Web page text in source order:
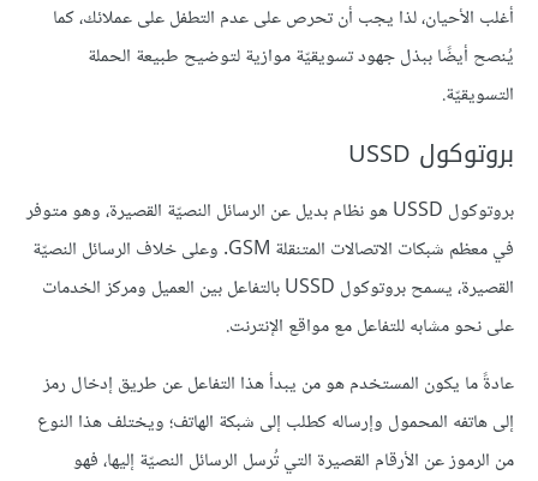
أغلب الأحيان، لذا يجب أن تحرص على عدم التطفل على عملائك، كما
يُنصح أيضًا ببذل جهود تسويقيّة موازية لتوضيح طبيعة الحملة
التسويقيّة.
بروتوكول USSD
بروتوكول USSD هو نظام بديل عن الرسائل النصيّة القصيرة، وهو متوفر
في معظم شبكات الاتصالات المتنقلة GSM. وعلى خلاف الرسائل النصيّة
القصيرة، يسمح بروتوكول USSD بالتفاعل بين العميل ومركز الخدمات
على نحو مشابه للتفاعل مع مواقع الإنترنت.
عادةً ما يكون المستخدم هو من يبدأ هذا التفاعل عن طريق إدخال رمز
إلى هاتفه المحمول وإرساله كطلب إلى شبكة الهاتف؛ ويختلف هذا النوع
من الرموز عن الأرقام القصيرة التي تُرسل الرسائل النصيّة إليها، فهو